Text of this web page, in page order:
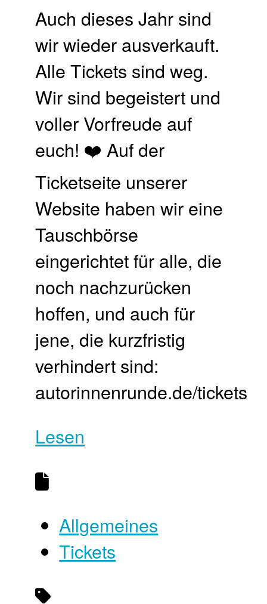
Auch dieses Jahr sind
wir wieder ausverkauft.
Alle Tickets sind weg.
Wir sind begeistert und
voller Vorfreude auf
euch! ❤️ Auf der
Ticketseite unserer
Website haben wir eine
Tauschbörse
eingerichtet für alle, die
noch nachzurücken
hoffen, und auch für
jene, die kurzfristig
verhindert sind:
autorinnenrunde.de/tickets
Lesen
Allgemeines
Tickets